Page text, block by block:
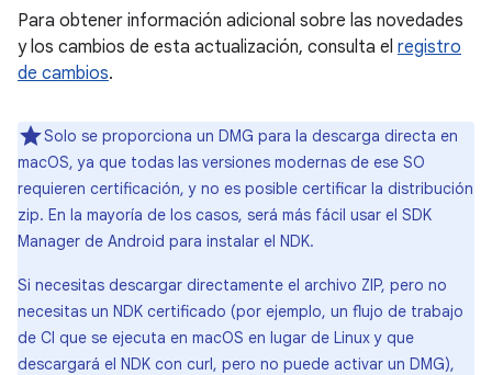
Para obtener información adicional sobre las novedades
y los cambios de esta actualización, consulta el registro
de cambios.
Solo se proporciona un DMG para la descarga directa en
macOS, ya que todas las versiones modernas de ese SO
requieren certificación, y no es posible certificar la distribución
zip. En la mayoría de los casos, será más fácil usar el SDK
Manager de Android para instalar el NDK.
Si necesitas descargar directamente el archivo ZIP, pero no
necesitas un NDK certificado (por ejemplo, un flujo de trabajo
de CI que se ejecuta en macOS en lugar de Linux y que
descargará el NDK con curl, pero no puede activar un DMG),